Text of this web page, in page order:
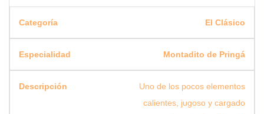
El Clásico
Montadito de Pringá
Uno de los pocos elementos
calientes, jugoso y cargado